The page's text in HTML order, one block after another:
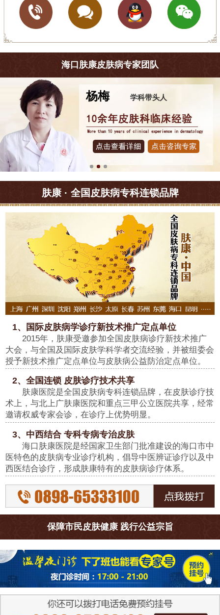
海口肤康皮肤病专家团队
杨梅 学科带头人
肤康 · 全国皮肤病专科连锁品牌
1、国际皮肤病学诊疗新技术推广定点单位
2015年，肤康受邀参加全国皮肤病诊疗新技术推广
大会，与全国及国际皮肤学科学者交流经验，并被组委会
授予新技术推广定点单位与皮肤病公益防治定点单位。
2、全国连锁 皮肤诊疗技术共享
肤康医院是全国皮肤病专科连锁品牌，在皮肤诊疗技
术上，与北上广肤康医院和重点三甲公立医院共享，经常
邀请权威专家会诊，在诊疗上优势明显。
3、中西结合 专科专病专治皮肤
海口肤康医院是经国家卫生部门批准建设的海口市中
医特色的皮肤病专业诊疗机构，倡导中医辨证诊疗以及中
西医结合诊疗，形成肤康特有的皮肤病诊疗体系。
保障市民皮肤健康 践行公益宗旨